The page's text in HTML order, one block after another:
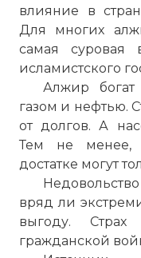
влияние в
Для многих
самая суровая
исламистского
Алжир
газом и нефтью.
от долгов. А
Тем не менее,
достатке могут
вряд ли
выгоду.
гражданской
☓